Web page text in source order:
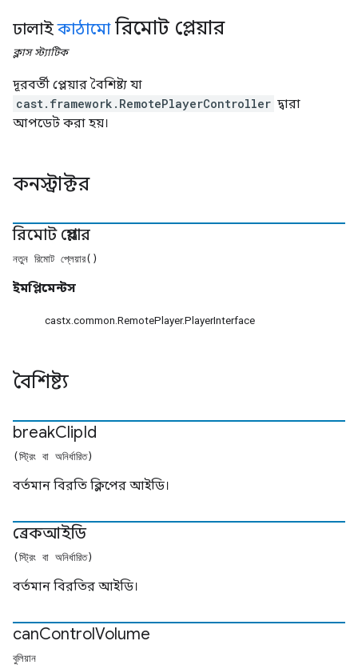
ঢালাইকাঠামো রিমোট প্লেয়ার
ক্লাস স্ট্যাটিক
দূরবর্তী প্লেয়ার বৈশিষ্ট্য যা
cast.framework.RemotePlayerController দ্বারা
আপডেট করা হয়।
কনস্ট্রাক্টর
রিমোট প্লেয়ার
নতুন রিমোট প্লেয়ার()
ইমপ্লিমেন্টস
castx.common.RemotePlayer.PlayerInterface
বৈশিষ্ট্য
breakClipId
(স্ট্রিং বা অনির্ধারিত)
বর্তমান বিরতি ক্লিপের আইডি।
ব্রেকআইডি
(স্ট্রিং বা অনির্ধারিত)
বর্তমান বিরতির আইডি।
canControlVolume
বুলিয়ান